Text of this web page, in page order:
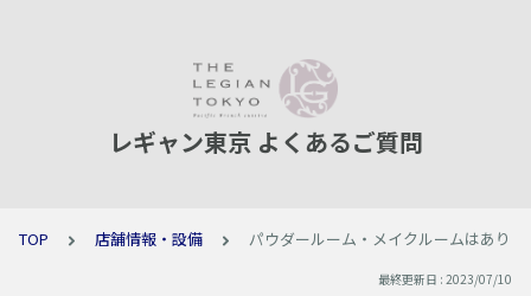
レギャン東京 よくあるご質問
TOP 店舗情報・設備 パウダールーム・メイクルームはありま
最終更新日 : 2023/07/10